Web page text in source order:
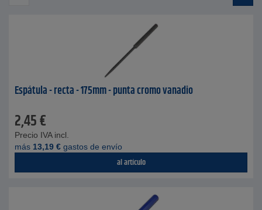
Espátula - recta - 175mm - punta cromo vanadio
2,45€
Precio IVA incl.
más 13,19 € gastos de envío
al artículo